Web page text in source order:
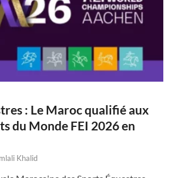
: Le Maroc qualifié aux
du Monde FEI 2026 en
Khalid